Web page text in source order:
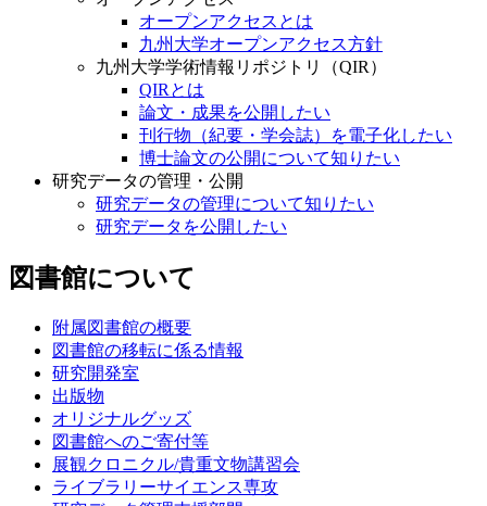
オープンアクセスとは
九州大学オープンアクセス方針
九州大学学術情報リポジトリ（QIR）
QIRとは
論文・成果を公開したい
刊行物（紀要・学会誌）を電子化したい
博士論文の公開について知りたい
研究データの管理・公開
研究データの管理について知りたい
研究データを公開したい
図書館について
附属図書館の概要
図書館の移転に係る情報
研究開発室
出版物
オリジナルグッズ
図書館へのご寄付等
展観クロニクル/貴重文物講習会
ライブラリーサイエンス専攻